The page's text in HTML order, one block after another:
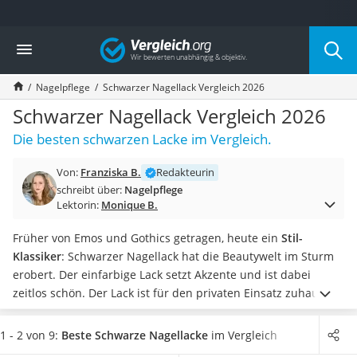
Die beliebtesten Vergleiche nach Kategorie
Drogerie
Inhalator
Haarschneider
Rollator
Braun Rasierer
Katzenklappe (Chip)
Masturbator
Massagepistole
Reisehaartrockner
Eiweißpulver
Magnesiumpräparat
Katzenklappe
Nackenmassagegerät
Zeckenschutz Katze
Vergleich
Nagelpflege Schwarzer Nagellack Vergleich 2026
Schwarzer Nagellack Vergleich 2026
Die besten schwarzen Lacke im Vergleich.
Von: Franziska B.
Redakteurin
schreibt über: Nagelpflege
Lektorin: Monique B.
Früher von Emos und Gothics getragen, heute ein Stil-
Klassiker: Schwarzer Nagellack hat die Beautywelt im Sturm
erobert. Der einfarbige Lack setzt Akzente und ist dabei
zeitlos schön. Der Lack ist für den privaten Einsatz zuhause
und die professionelle Anwendung im Kosmetikstudio
geeignet. Schwarzen Nagellack können Sie zu jeder Jahreszeit
1 - 2 von 9: Beste Schwarze Nagellacke im Vergleich